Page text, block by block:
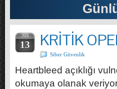
NIS
13 KRİTİK
Siber Güvenlik
Heartbleed açıklığı
okumaya olanak